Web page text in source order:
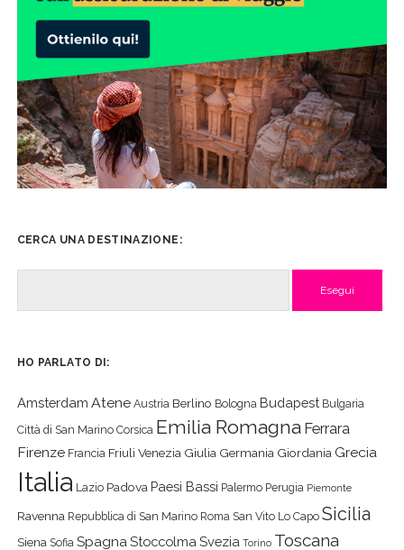
CERCA UNA DESTINAZIONE:
HO PARLATO DI:
Amsterdam Atene Austria Berlino Bologna Budapest Bulgaria
Città di San Marino Corsica Emilia Romagna Ferrara
Firenze Francia Friuli Venezia Giulia Germania Giordania Grecia
Italia Lazio Padova Paesi Bassi Palermo Perugia Piemonte
Ravenna Repubblica di San Marino Roma San Vito Lo Capo Sicilia
Siena Sofia SpagnaStoccolma Svezia Torino Toscana